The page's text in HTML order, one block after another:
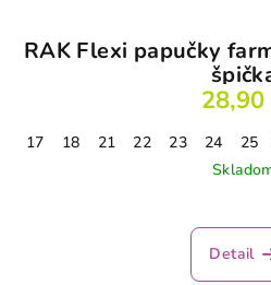
RAK Flexi papučky
17 18 21 22 23 24 25
Detail